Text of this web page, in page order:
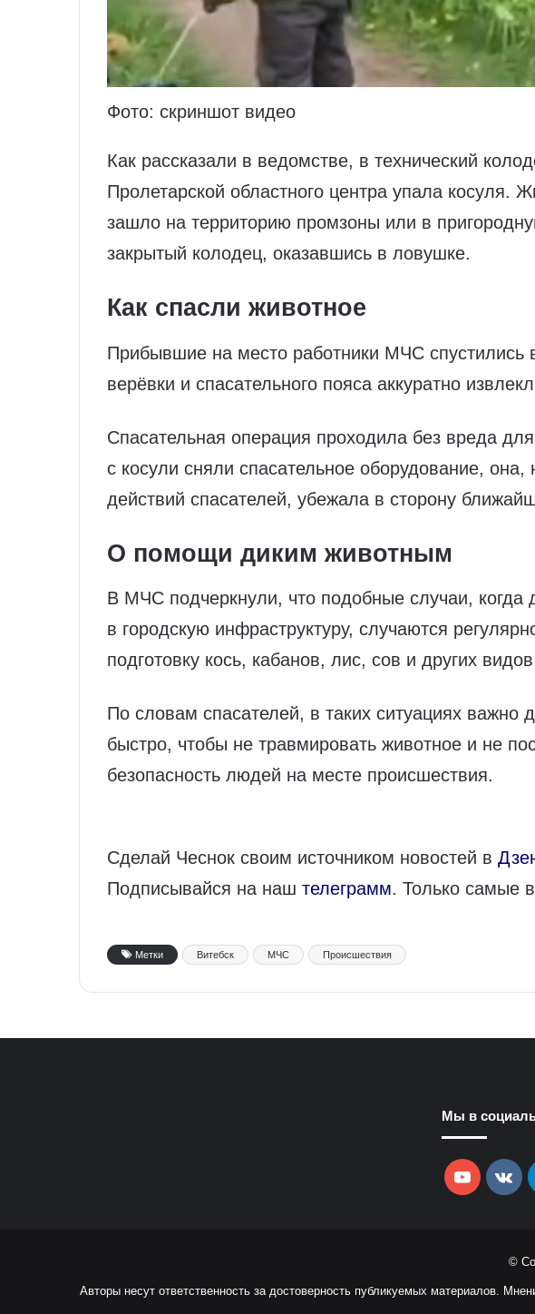
Фото: скриншот видео
Как рассказали в ведомстве, в технический
Пролетарской областного центра упала косуля.
зашло на территорию промзоны или в
закрытый колодец, оказавшись в ловушке.
Как спасли животное
Прибывшие на место работники МЧС
верёвки и спасательного пояса аккуратно
Спасательная операция проходила без вреда
с косули сняли спасательное оборудование,
действий спасателей, убежала в сторону
О помощи диким животным
В МЧС подчеркнули, что подобные случаи, когда
в городскую инфраструктуру, случаются
подготовку кось, кабанов, лис, сов и других
По словам спасателей, в таких ситуациях важно
быстро, чтобы не травмировать животное и не
безопасность людей на месте происшествия.
Сделай Чеснок своим источником новостей в
Подписывайся на наш телеграмм. Только самые
Метки Витебск МЧС Происшествия
Мы в
YouTube
©
Авторы несут ответственность за достоверность публикуемых материалов.